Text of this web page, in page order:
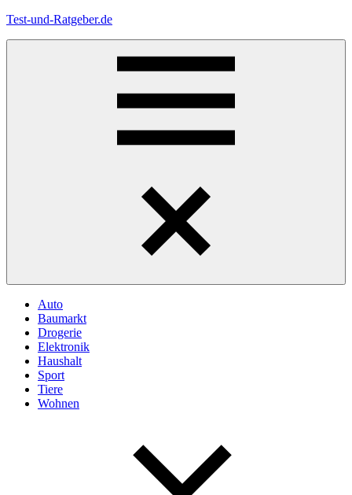
Zum
Test-und-Ratgeber.de
Auto
Baumarkt
Drogerie
Elektronik
Haushalt
Sport
Tiere
Wohnen